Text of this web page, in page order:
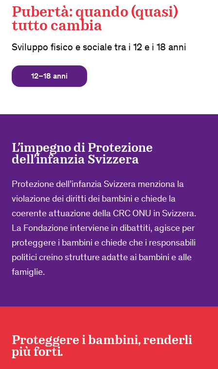
Pubertà: quando (quasi)
tutto cambia
Sviluppo fisico e sociale tra i 12 e i 18 anni
12–18 anni
L’impegno di Protezione
dell’infanzia Svizzera
Protezione dell’infanzia Svizzera menziona la
violazione dei diritti dei bambini e chiede la
coerente attuazione della CRC ONU in Svizzera.
La Fondazione interviene in dibattiti, agisce per
proteggere i bambini e chiede che i responsabili
politici creino strutture adatte ai bambini e alle
famiglie.
Proteggere i bambini, renderli
più forti.